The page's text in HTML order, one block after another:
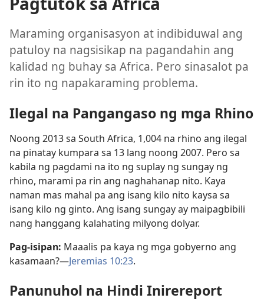
Maraming organisasyon at indibiduwal ang
patuloy na nagsisikap na pagandahin ang
kalidad ng buhay sa Africa. Pero sinasalot pa
rin ito ng napakaraming problema.
Ilegal na Pangangaso ng mga Rhino
Noong 2013 sa South Africa, 1,004 na rhino ang ilegal
na pinatay kumpara sa 13 lang noong 2007. Pero sa
kabila ng pagdami na ito ng suplay ng sungay ng
rhino, marami pa rin ang naghahanap nito. Kaya
naman mas mahal pa ang isang kilo nito kaysa sa
isang kilo ng ginto. Ang isang sungay ay maipagbibili
nang hanggang kalahating milyong dolyar.
Pag-isipan: Maaalis pa kaya ng mga gobyerno ang
kasamaan?—Jeremias 10:23.
Panunuhol na Hindi Inirereport